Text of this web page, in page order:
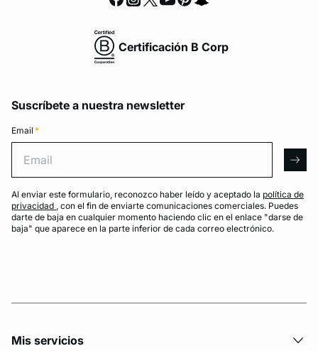
Certificación B Corp
Suscríbete a nuestra newsletter
Email *
Al enviar este formulario, reconozco haber leído y aceptado la política de
privacidad , con el fin de enviarte comunicaciones comerciales. Puedes
darte de baja en cualquier momento haciendo clic en el enlace "darse de
baja" que aparece en la parte inferior de cada correo electrónico.
Mis servicios